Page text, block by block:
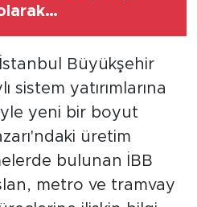
İstanbul Büyükşehir
sistem yatırımlarına
yeni bir boyut
üretim
bulunan İBB
metro ve tramvay